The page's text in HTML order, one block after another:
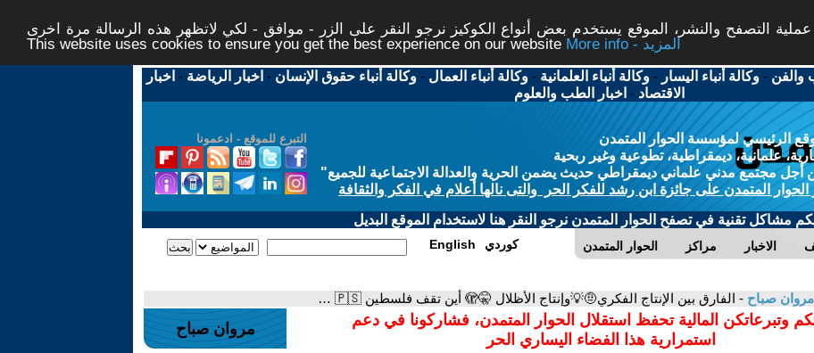
التصفح والنشر، الموقع يستخدم بعض أنواع الكوكيز نرجو النقر على الزر - موافق - لكي لاتظهر هذه الرسالة مرة اخرى -
This website uses cookies to ensure you get the best experience on our website
More info - المزيد
والفن -وكالة أنباء اليسار -وكالة أنباء العلمانية -وكالة أنباء العمال -وكالة أنباء حقوق الإنسان - اخبار الرياضة - اخبار
الاقتصاد - اخبار الطب والعلوم
التبرع للموقع - ادعمونا
الرئيسي لمؤسسة الحوار المتمدن
علمانية، ديمقراطية، تطوعية وغير ربحية
أجل مجتمع مدني علماني ديمقراطي حديث يضمن الحرية والعدالة الاجتماعية للجميع"
الحوار المتمدن على جائزة ابن رشد للفكر الحر والتى نالها أعلام في الفكر والثقافة
مشاكل تقنية في تصفح الحوار المتمدن نرجو النقر هنا لاستخدام الموقع البديل
الحوار المتمدن مراكز الاخبار English كوردي
مروان صباح - الفارق بين الإنتاج الفكري🤨💡وإنتاج الأظلال 🤫🫣 أين تقف فلسطين 🇵🇸 …
وتبرعاتكن المالية تحفظ استقلال الحوار المتمدن، فشاركونا في دعم
استمرارية هذا الفضاء اليساري الحر
مروان صباح